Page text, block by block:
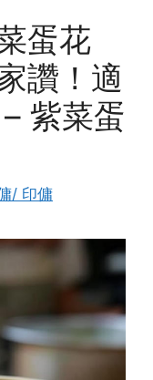
蛋花
讚！適
紫菜蛋
/ 印傭